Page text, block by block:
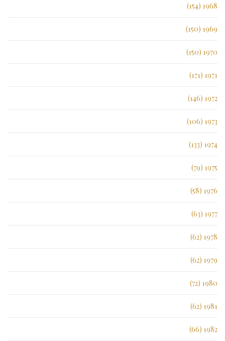
1968 (154)
1969 (150)
1970 (150)
1971 (171)
1972 (146)
1973 (106)
1974 (133)
1975 (79)
1976 (58)
1977 (63)
1978 (62)
1979 (62)
1980 (72)
1981 (62)
1982 (66)